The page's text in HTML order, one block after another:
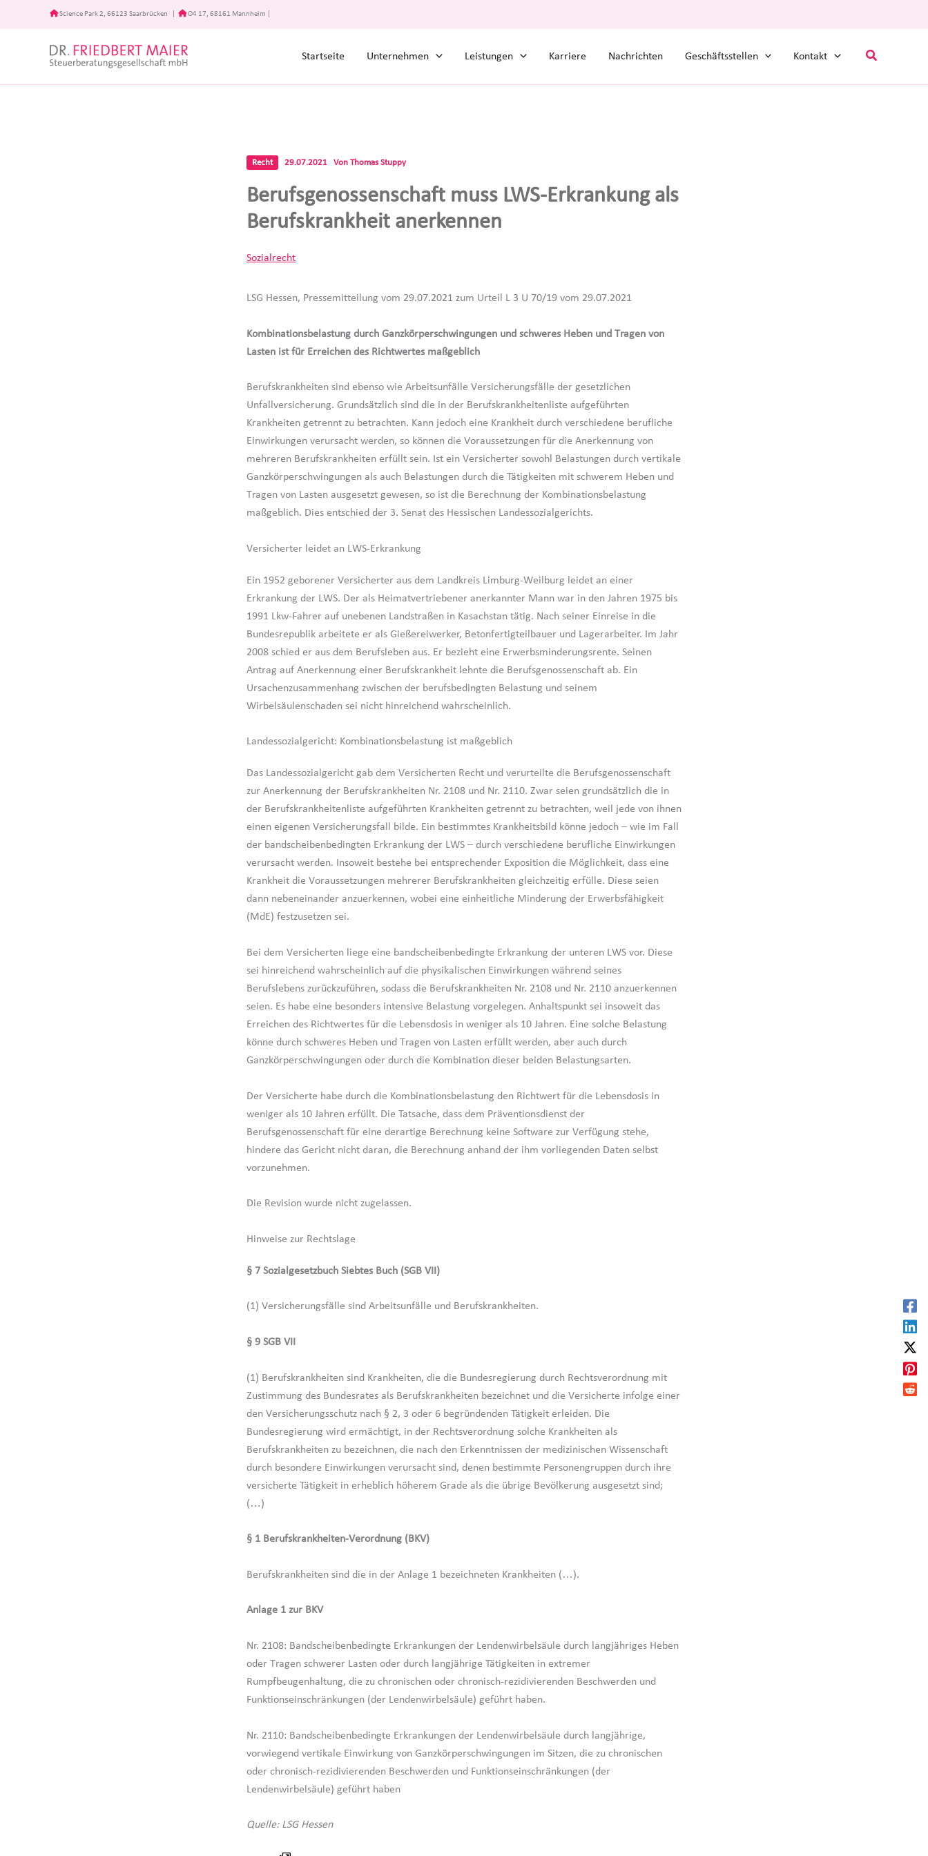
Science Park 2, 66123 Saarbrücken O4 17, 68161 Mannheim
Startseite Unternehmen Leistungen Karriere Nachrichten Geschäftsstellen Kontakt Suchen
Recht 29.07.2021 Von Thomas Stuppy
Berufsgenossenschaft muss LWS-Erkrankung als
Berufskrankheit anerkennen
Sozialrecht
LSG Hessen, Pressemitteilung vom 29.07.2021 zum Urteil L 3 U 70/19 vom 29.07.2021
Kombinationsbelastung durch Ganzkörperschwingungen und schweres Heben und Tragen von
Lasten ist für Erreichen des Richtwertes maßgeblich
Berufskrankheiten sind ebenso wie Arbeitsunfälle Versicherungsfälle der gesetzlichen
Unfallversicherung. Grundsätzlich sind die in der Berufskrankheitenliste aufgeführten
Krankheiten getrennt zu betrachten. Kann jedoch eine Krankheit durch verschiedene berufliche
Einwirkungen verursacht werden, so können die Voraussetzungen für die Anerkennung von
mehreren Berufskrankheiten erfüllt sein. Ist ein Versicherter sowohl Belastungen durch vertikale
Ganzkörperschwingungen als auch Belastungen durch die Tätigkeiten mit schwerem Heben und
Tragen von Lasten ausgesetzt gewesen, so ist die Berechnung der Kombinationsbelastung
maßgeblich. Dies entschied der 3. Senat des Hessischen Landessozialgerichts.
Versicherter leidet an LWS-Erkrankung
Ein 1952 geborener Versicherter aus dem Landkreis Limburg-Weilburg leidet an einer
Erkrankung der LWS. Der als Heimatvertriebener anerkannter Mann war in den Jahren 1975 bis
1991 Lkw-Fahrer auf unebenen Landstraßen in Kasachstan tätig. Nach seiner Einreise in die
Bundesrepublik arbeitete er als Gießereiwerker, Betonfertigteilbauer und Lagerarbeiter. Im Jahr
2008 schied er aus dem Berufsleben aus. Er bezieht eine Erwerbsminderungsrente. Seinen
Antrag auf Anerkennung einer Berufskrankheit lehnte die Berufsgenossenschaft ab. Ein
Ursachenzusammenhang zwischen der berufsbedingten Belastung und seinem
Wirbelsäulenschaden sei nicht hinreichend wahrscheinlich.
Landessozialgericht: Kombinationsbelastung ist maßgeblich
Das Landessozialgericht gab dem Versicherten Recht und verurteilte die Berufsgenossenschaft
zur Anerkennung der Berufskrankheiten Nr. 2108 und Nr. 2110. Zwar seien grundsätzlich die in
der Berufskrankheitenliste aufgeführten Krankheiten getrennt zu betrachten, weil jede von ihnen
einen eigenen Versicherungsfall bilde. Ein bestimmtes Krankheitsbild könne jedoch – wie im Fall
der bandscheibenbedingten Erkrankung der LWS – durch verschiedene berufliche Einwirkungen
verursacht werden. Insoweit bestehe bei entsprechender Exposition die Möglichkeit, dass eine
Krankheit die Voraussetzungen mehrerer Berufskrankheiten gleichzeitig erfülle. Diese seien
dann nebeneinander anzuerkennen, wobei eine einheitliche Minderung der Erwerbsfähigkeit
(MdE) festzusetzen sei.
Bei dem Versicherten liege eine bandscheibenbedingte Erkrankung der unteren LWS vor. Diese
sei hinreichend wahrscheinlich auf die physikalischen Einwirkungen während seines
Berufslebens zurückzuführen, sodass die Berufskrankheiten Nr. 2108 und Nr. 2110 anzuerkennen
seien. Es habe eine besonders intensive Belastung vorgelegen. Anhaltspunkt sei insoweit das
Erreichen des Richtwertes für die Lebensdosis in weniger als 10 Jahren. Eine solche Belastung
könne durch schweres Heben und Tragen von Lasten erfüllt werden, aber auch durch
Ganzkörperschwingungen oder durch die Kombination dieser beiden Belastungsarten.
Der Versicherte habe durch die Kombinationsbelastung den Richtwert für die Lebensdosis in
weniger als 10 Jahren erfüllt. Die Tatsache, dass dem Präventionsdienst der
Berufsgenossenschaft für eine derartige Berechnung keine Software zur Verfügung stehe,
hindere das Gericht nicht daran, die Berechnung anhand der ihm vorliegenden Daten selbst
vorzunehmen.
Die Revision wurde nicht zugelassen.
Hinweise zur Rechtslage
§ 7 Sozialgesetzbuch Siebtes Buch (SGB VII)
(1) Versicherungsfälle sind Arbeitsunfälle und Berufskrankheiten.
§ 9 SGB VII
(1) Berufskrankheiten sind Krankheiten, die die Bundesregierung durch Rechtsverordnung mit
Zustimmung des Bundesrates als Berufskrankheiten bezeichnet und die Versicherte infolge einer
den Versicherungsschutz nach § 2, 3 oder 6 begründenden Tätigkeit erleiden. Die
Bundesregierung wird ermächtigt, in der Rechtsverordnung solche Krankheiten als
Berufskrankheiten zu bezeichnen, die nach den Erkenntnissen der medizinischen Wissenschaft
durch besondere Einwirkungen verursacht sind, denen bestimmte Personengruppen durch ihre
versicherte Tätigkeit in erheblich höherem Grade als die übrige Bevölkerung ausgesetzt sind;
(…)
§ 1 Berufskrankheiten-Verordnung (BKV)
Berufskrankheiten sind die in der Anlage 1 bezeichneten Krankheiten (…).
Anlage 1 zur BKV
Nr. 2108: Bandscheibenbedingte Erkrankungen der Lendenwirbelsäule durch langjähriges Heben
oder Tragen schwerer Lasten oder durch langjährige Tätigkeiten in extremer
Rumpfbeugenhaltung, die zu chronischen oder chronisch-rezidivierenden Beschwerden und
Funktionseinschränkungen (der Lendenwirbelsäule) geführt haben.
Nr. 2110: Bandscheibenbedingte Erkrankungen der Lendenwirbelsäule durch langjährige,
vorwiegend vertikale Einwirkung von Ganzkörperschwingungen im Sitzen, die zu chronischen
oder chronisch-rezidivierenden Beschwerden und Funktionseinschränkungen (der
Lendenwirbelsäule) geführt haben
Quelle: LSG Hessen